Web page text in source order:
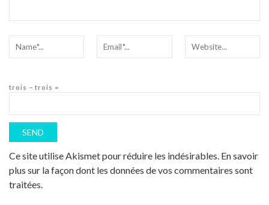
trois − trois =
Ce site utilise Akismet pour réduire les indésirables. En savoir
plus sur la façon dont les données de vos commentaires sont
traitées